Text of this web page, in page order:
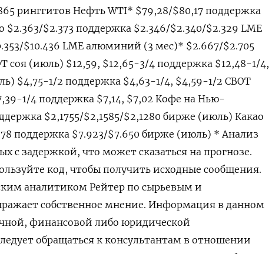
ринггитов Нефть WTI* $79,28/$80,17 поддержка
$2.363/$2.373 поддержка $2.346/$2.340/$2.329 LME
$10.436 LME алюминий (3 мес)* $2.667/$2.705
соя (июль) $12,59, $12,65-3/4 поддержка $12,48-1/4,
$4,75-1/2 поддержка $4,63-1/4, $4,59-1/2 CBOT
1/4 поддержка $7,14, $7,02 Кофе на Нью-
$2,1755/$2,1585/$2,1280 бирже (июль) Какао
поддержка $7.923/$7.650 бирже (июль) * Анализ
с задержкой, что может сказаться на прогнозе.
код, чтобы получить исходные сообщения.
аналитиком Рейтер по сырьевым и
собственное мнение. Информация в данном
финансовой либо юридической
обращаться к консультантам в отношении